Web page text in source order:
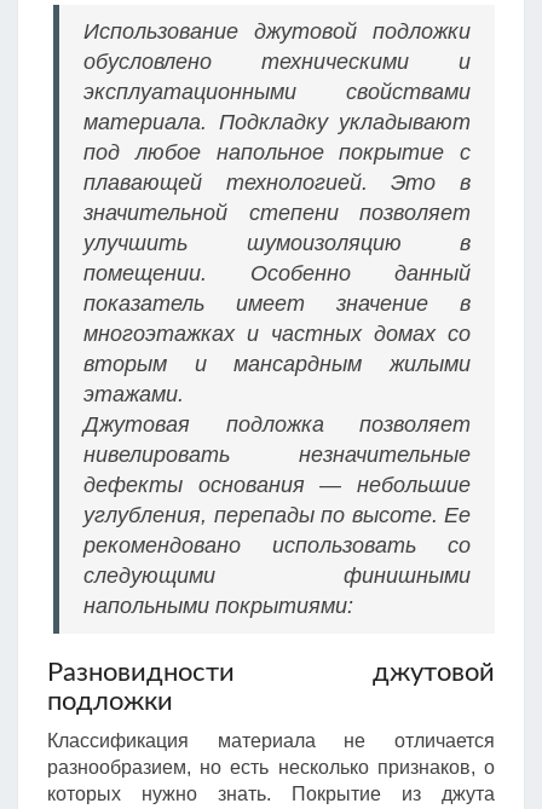
Использование джутовой подложки
обусловлено техническими и
эксплуатационными свойствами
материала. Подкладку укладывают
под любое напольное покрытие с
плавающей технологией. Это в
значительной степени позволяет
улучшить шумоизоляцию в
помещении. Особенно данный
показатель имеет значение в
многоэтажках и частных домах со
вторым и мансардным жилыми
этажами.
Джутовая подложка позволяет
нивелировать незначительные
дефекты основания — небольшие
углубления, перепады по высоте. Ее
рекомендовано использовать со
следующими финишными
напольными покрытиями:
Разновидности джутовой
подложки
Классификация материала не отличается
разнообразием, но есть несколько признаков, о
которых нужно знать. Покрытие из джута